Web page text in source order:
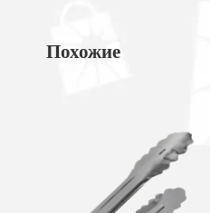
Похожие